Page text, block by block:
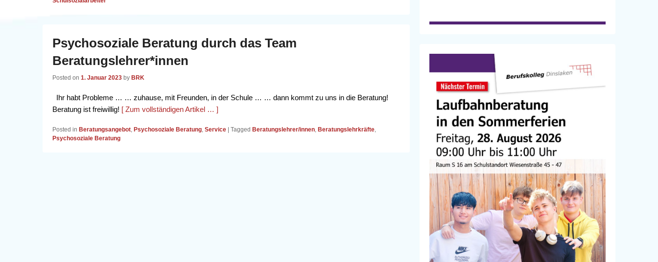
Psychosoziale Beratung durch das Team
Beratungslehrer*innen
Posted on 1. Januar 2023 by BRK
Ihr habt Probleme … … zuhause, mit Freunden, in der Schule … … dann kommt zu uns in die Beratung!
Beratung ist freiwillig! [ Zum vollständigen Artikel … ]
Posted in Beratungsangebot Psychosoziale Beratung Service | Tagged Beratungslehrer/innen Beratungslehrkräfte
Psychosoziale Beratung